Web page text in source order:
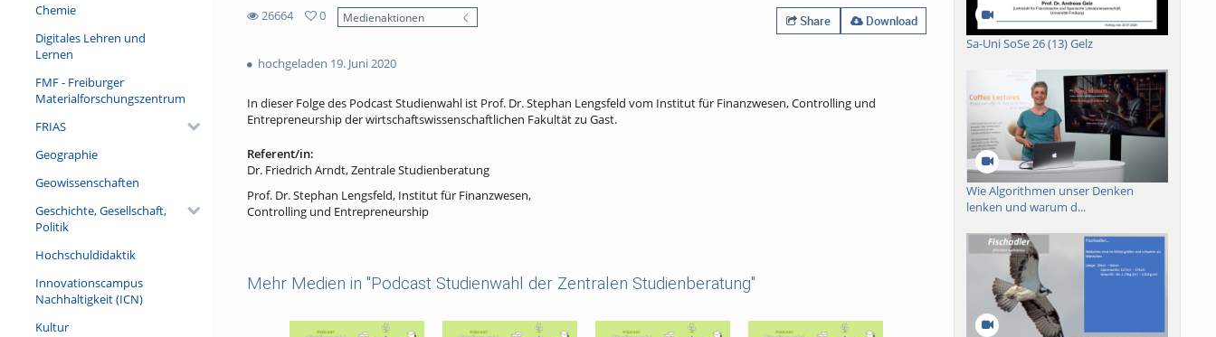
Chemie
Digitales Lehren und
Lernen
FMF - Freiburger
Materialforschungszentrum
FRIAS
Geographie
Geowissenschaften
Geschichte, Gesellschaft,
Politik
Hochschuldidaktik
Innovationscampus
Nachhaltigkeit (ICN)
Kultur
26664
views
0
Medienaktionen Share Download
hochgeladen 19. Juni 2020
In dieser Folge des Podcast Studienwahl ist Prof. Dr. Stephan Lengsfeld vom Institut für Finanzwesen, Controlling und
Entrepreneurship der wirtschaftswissenschaftlichen Fakultät zu Gast.
Referent/in:
Dr. Friedrich Arndt, Zentrale Studienberatung
Prof. Dr. Stephan Lengsfeld, Institut für Finanzwesen,
Controlling und Entrepreneurship
Mehr Medien in "Podcast Studienwahl der Zentralen Studienberatung"
Sa-Uni SoSe 26 (13) Gelz
Wie Algorithmen unser Denken
lenken und warum d...